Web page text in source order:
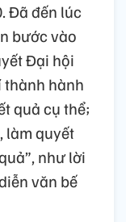
Đã đến lúc
bước vào
Đại hội
thành hành
quả cụ thể;
làm quyết
như lời
văn bế